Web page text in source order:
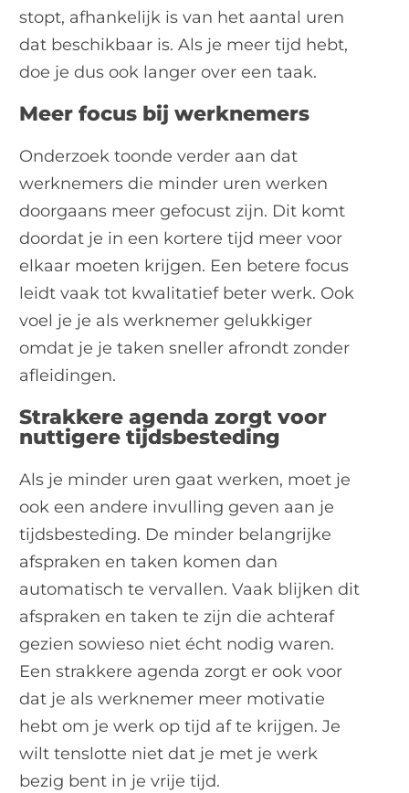
stopt, afhankelijk is van het aantal uren
dat beschikbaar is. Als je meer tijd hebt,
doe je dus ook langer over een taak.
Meer focus bij werknemers
Onderzoek toonde verder aan dat
werknemers die minder uren werken
doorgaans meer gefocust zijn. Dit komt
doordat je in een kortere tijd meer voor
elkaar moeten krijgen. Een betere focus
leidt vaak tot kwalitatief beter werk. Ook
voel je je als werknemer gelukkiger
omdat je je taken sneller afrondt zonder
afleidingen.
Strakkere agenda zorgt voor
nuttigere tijdsbesteding
Als je minder uren gaat werken, moet je
ook een andere invulling geven aan je
tijdsbesteding. De minder belangrijke
afspraken en taken komen dan
automatisch te vervallen. Vaak blijken dit
afspraken en taken te zijn die achteraf
gezien sowieso niet écht nodig waren.
Een strakkere agenda zorgt er ook voor
dat je als werknemer meer motivatie
hebt om je werk op tijd af te krijgen. Je
wilt tenslotte niet dat je met je werk
bezig bent in je vrije tijd.